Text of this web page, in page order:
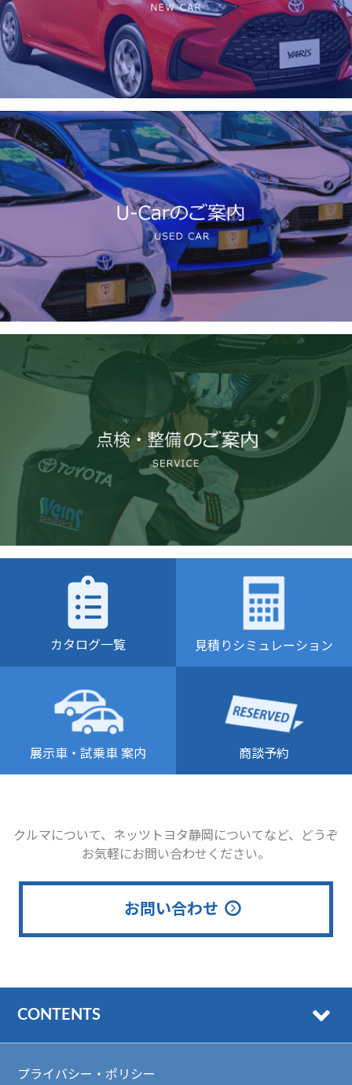
カタログ一覧 見積りシミュレーション
展示車・試乗車 案内 商談予約
クルマについて、ネッツトヨタ静岡についてなど、どうぞ
お気軽にお問い合わせください。
お問い合わせ
CONTENTS
プライバシー・ポリシー